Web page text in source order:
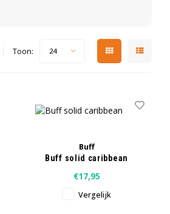
Toon: 24
Buff
Buff solid caribbean
€17,95
Vergelijk